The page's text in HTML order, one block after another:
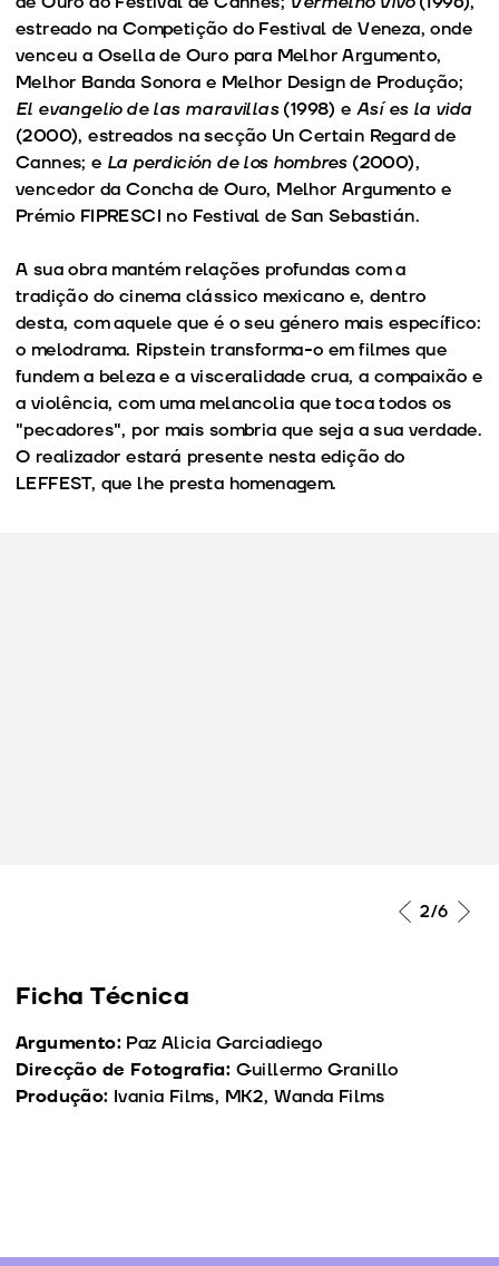
estreado na Competição do Festival de Veneza, onde
venceu a Osella de Ouro para Melhor Argumento,
Melhor Banda Sonora e Melhor Design de Produção;
El evangelio de las maravillas(1998) e Así es la vida
(2000), estreados na secção Un Certain Regard de
Cannes; e La perdición de los hombres (2000),
vencedor da Concha de Ouro, Melhor Argumento e
Prémio FIPRESCI no Festival de San Sebastián.
A sua obra mantém relações profundas com a
tradição do cinema clássico mexicano e, dentro
desta, com aquele que é o seu género mais específico:
o melodrama. Ripstein transforma-o em filmes que
fundem a beleza e a visceralidade crua, a compaixão e
a violência, com uma melancolia que toca todos os
"pecadores", por mais sombria que seja a sua verdade.
O realizador estará presente nesta edição do
LEFFEST, que lhe presta homenagem.
2/6
Ficha Técnica
Argumento: Paz Alicia Garciadiego
Direcção de Fotografia: Guillermo Granillo
Produção: Ivania Films, MK2, Wanda Films